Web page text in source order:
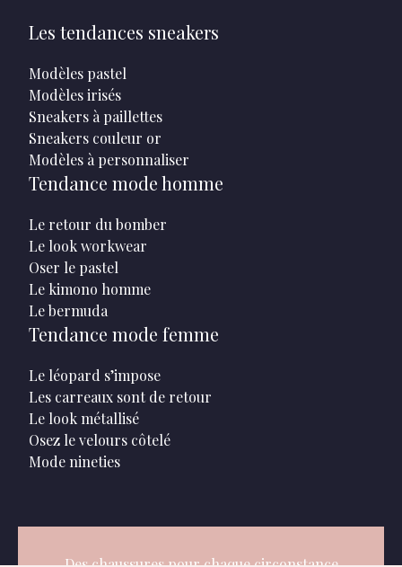
Les tendances sneakers
Modèles pastel
Modèles irisés
Sneakers à paillettes
Sneakers couleur or
Modèles à personnaliser
Tendance mode homme
Le retour du bomber
Le look workwear
Oser le pastel
Le kimono homme
Le bermuda
Tendance mode femme
Le léopard s’impose
Les carreaux sont de retour
Le look métallisé
Osez le velours côtelé
Mode nineties